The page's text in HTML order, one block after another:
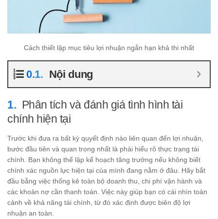
Cách thiết lập mục tiêu lợi nhuận ngắn hạn khả thi nhất
Nội dung
Phân tích và đánh giá tình hình tài
chính hiện tại
Trước khi đưa ra bất kỳ quyết định nào liên quan đến lợi nhuận,
bước đầu tiên và quan trọng nhất là phải hiểu rõ thực trạng tài
chính. Bạn không thể lập kế hoạch tăng trưởng nếu không biết
chính xác nguồn lực hiện tại của mình đang nằm ở đâu. Hãy bắt
đầu bằng việc thống kê toàn bộ doanh thu, chi phí vận hành và
các khoản nợ cần thanh toán. Việc này giúp bạn có cái nhìn toàn
cảnh về khả năng tài chính, từ đó xác định được biên độ lợi
nhuận an toàn.